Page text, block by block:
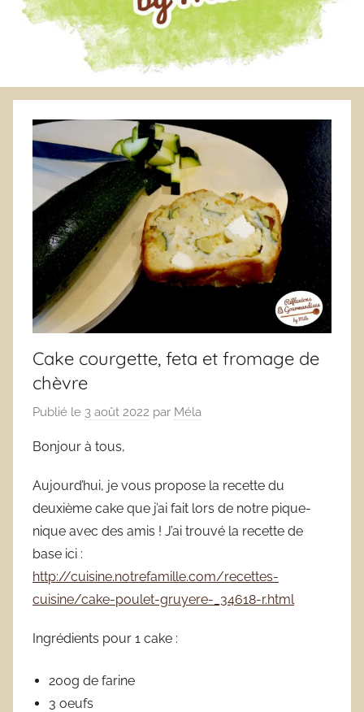
Cake courgette, feta et fromage de
chèvre
Publié le 3 août 2022 par Méla
Bonjour à tous,
Aujourd’hui, je vous propose la recette du
deuxième cake que j’ai fait lors de notre pique-
nique avec des amis ! J’ai trouvé la recette de
base ici :
http://cuisine.notrefamille.com/recettes-
cuisine/cake-poulet-gruyere-_34618-r.html
Ingrédients pour 1 cake :
200g de farine
3 oeufs